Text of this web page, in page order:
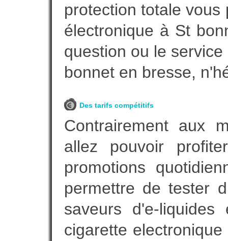
protection totale
électronique à St
question ou le
bonnet en bresse,
Des tarifs compétitifs
Contrairement aux
allez pouvoir
promotions
permettre de tester
saveurs d'e-
cigarette